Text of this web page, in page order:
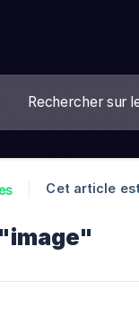
Cet article